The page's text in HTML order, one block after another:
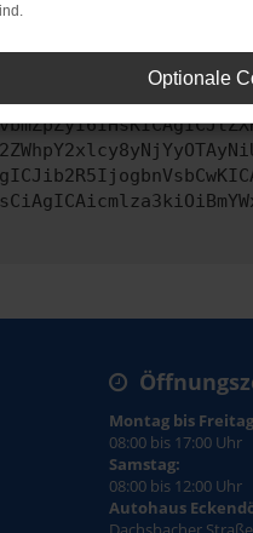
uns bitte. Wir
Montag bis
08:00 bis 17:00 Uhr
Samstag:
08:00 bis 12:00 Uhr
Autohaus
Optionale